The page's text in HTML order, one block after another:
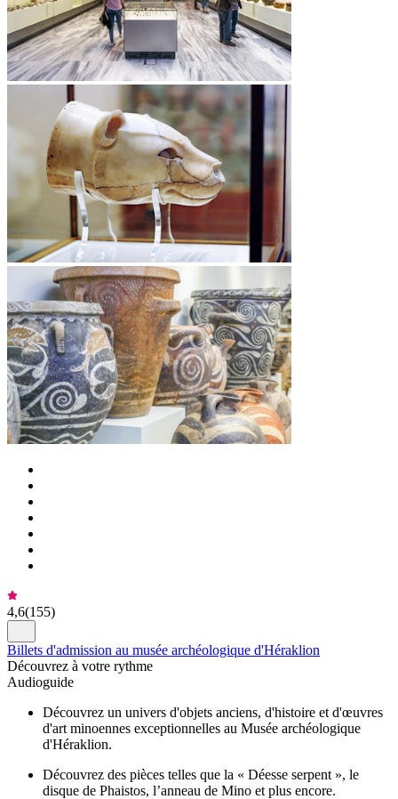
4,6(155)
Billets d'admission au musée archéologique d'Héraklion
Découvrez à votre rythme
Audioguide
Découvrez un univers d'objets anciens, d'histoire et d'œuvres
d'art minoennes exceptionnelles au Musée archéologique
d'Héraklion.
Découvrez des pièces telles que la « Déesse serpent », le
disque de Phaistos, l’anneau de Mino et plus encore.